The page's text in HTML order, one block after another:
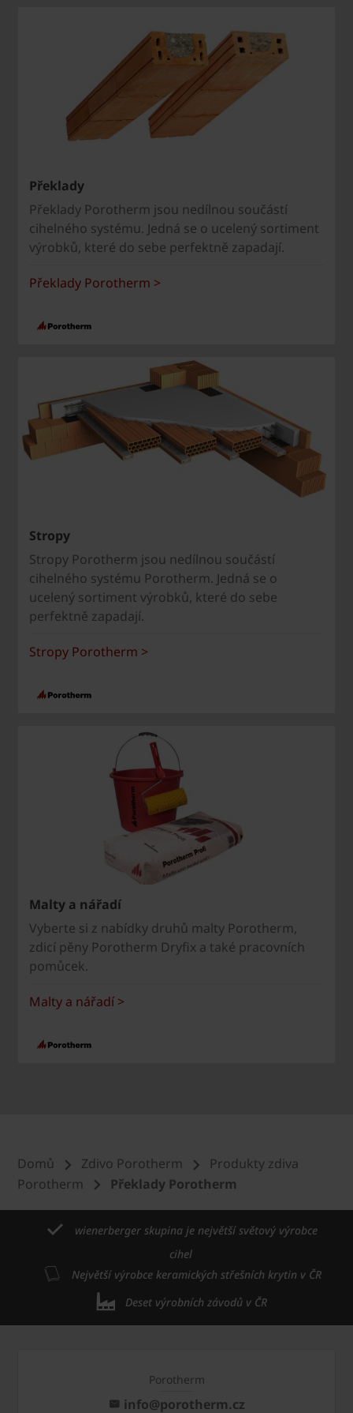
Překlady
Překlady Porotherm jsou nedílnou součástí
cihelného systému. Jedná se o ucelený sortiment
výrobků, které do sebe perfektně zapadají.
Překlady Porotherm >
Stropy
Stropy Porotherm jsou nedílnou součástí
cihelného systému Porotherm. Jedná se o
ucelený sortiment výrobků, které do sebe
perfektně zapadají.
Stropy Porotherm >
Malty a nářadí
Vyberte si z nabídky druhů malty Porotherm,
zdicí pěny Porotherm Dryfix a také pracovních
pomůcek.
Malty a nářadí >
Domů Zdivo Porotherm
Produkty zdiva
Porotherm
Překlady Porotherm
wienerberger skupina je největší světový výrobce
cihel
Největší výrobce keramických střešních krytin v ČR
Deset výrobních závodů v ČR
Porotherm
info@porotherm.cz